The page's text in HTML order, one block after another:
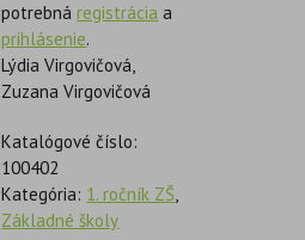
potrebnáregistrácia a
prihlásenie.
Lýdia Virgovičová,
Zuzana Virgovičová
Katalógové číslo:
100402
Kategória: 1. ročník ZŠ,
Základné školy